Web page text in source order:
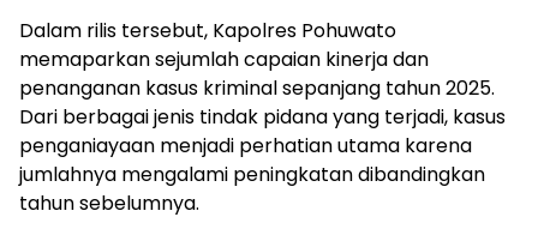
Dalam rilis tersebut, Kapolres Pohuwato
memaparkan sejumlah capaian kinerja dan
penanganan kasus kriminal sepanjang tahun 2025.
Dari berbagai jenis tindak pidana yang terjadi, kasus
penganiayaan menjadi perhatian utama karena
jumlahnya mengalami peningkatan dibandingkan
tahun sebelumnya.